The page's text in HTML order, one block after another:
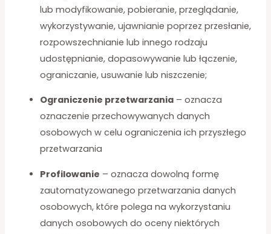
lub modyfikowanie, pobieranie, przeglądanie,
wykorzystywanie, ujawnianie poprzez przesłanie,
rozpowszechnianie lub innego rodzaju
udostępnianie, dopasowywanie lub łączenie,
ograniczanie, usuwanie lub niszczenie;
Ograniczenie przetwarzania – oznacza
oznaczenie przechowywanych danych
osobowych w celu ograniczenia ich przyszłego
przetwarzania
Profilowanie – oznacza dowolną formę
zautomatyzowanego przetwarzania danych
osobowych, które polega na wykorzystaniu
danych osobowych do oceny niektórych